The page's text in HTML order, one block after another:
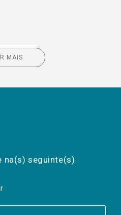
MAIS
na(s) seguinte(s)